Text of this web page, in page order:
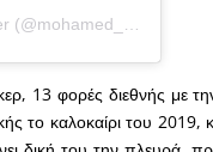
(@mohamed_draeger) στις
13 φορές διεθνής με
το καλοκαίρι του 2019,